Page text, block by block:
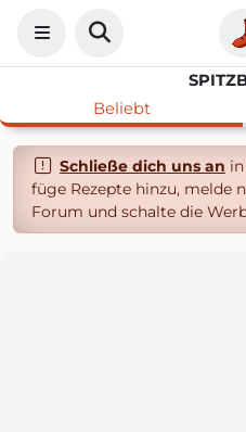
Beliebt
Schließe dich uns an
füge Rezepte hinzu, melde
Forum und schalte die